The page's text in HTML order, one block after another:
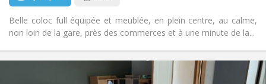
Belle coloc full équipée et meublée, en plein centre, au calme,
non loin de la gare, près des commerces et à une minute de la...
Infos Pratiques